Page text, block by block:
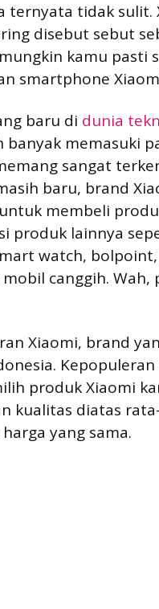
ternyata tidak
disebut sebut
kamu pasti
smartphone
baru di dunia
memasuki
sangat
baru, brand
membeli
produk lainnya
watch,
canggih.
Xiaomi, brand
produk Xiaomi
kualitas diatas
yang sama.